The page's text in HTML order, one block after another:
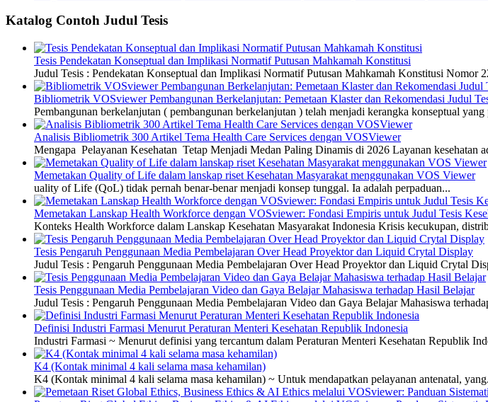
Katalog Contoh Judul Tesis
Tesis Pendekatan Konseptual dan Implikasi Normatif Putusan Mahkamah Konstitusi
Judul Tesis : Pendekatan Konseptual dan Implikasi Normatif Putusan Mahkamah Konstitusi Nomor
Bibliometrik VOSviewer Pembangunan Berkelanjutan: Pemetaan Klaster dan Rekomendasi Judul
Pembangunan berkelanjutan ( pembangunan berkelanjutan ) telah menjadi kerangka konseptual
Analisis Bibliometrik 300 Artikel Tema Health Care Services dengan VOSViewer
Mengapa Pelayanan Kesehatan Tetap Menjadi Medan Paling Dinamis di 2026 Layanan kesehatan
Memetakan Quality of Life dalam lanskap riset Kesehatan Masyarakat menggunakan VOS Viewer
uality of Life (QoL) tidak pernah benar-benar menjadi konsep tunggal. Ia adalah perpaduan...
Memetakan Lanskap Health Workforce dengan VOSviewer: Fondasi Empiris untuk Judul Tesis
Konteks Health Workforce dalam Lanskap Kesehatan Masyarakat Indonesia Krisis kecukupan,
Tesis Pengaruh Penggunaan Media Pembelajaran Over Head Proyektor dan Liquid Crytal Display
Judul Tesis : Pengaruh Penggunaan Media Pembelajaran Over Head Proyektor dan Liquid Crytal
Tesis Penggunaan Media Pembelajaran Video dan Gaya Belajar Mahasiswa terhadap Hasil Belajar
Judul Tesis : Pengaruh Penggunaan Media Pembelajaran Video dan Gaya Belajar Mahasiswa
Definisi Industri Farmasi Menurut Peraturan Menteri Kesehatan Republik Indonesia
Industri Farmasi ~ Menurut definisi yang tercantum dalam Peraturan Menteri Kesehatan Republik
K4 (Kontak minimal 4 kali selama masa kehamilan)
K4 (Kontak minimal 4 kali selama masa kehamilan) ~ Untuk mendapatkan pelayanan antenatal,